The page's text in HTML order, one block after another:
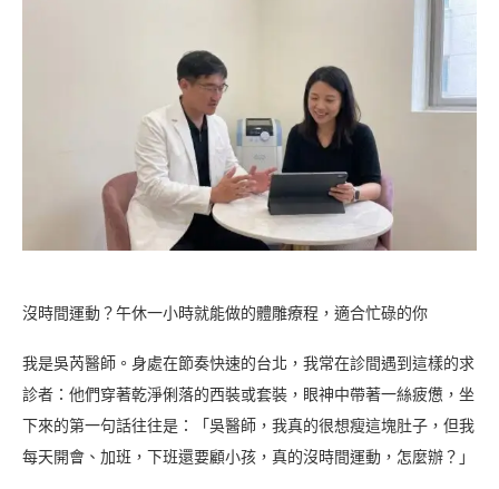
沒時間運動？午休一小時就能做的體雕療程，適合忙碌的你
我是吳芮醫師。身處在節奏快速的台北，我常在診間遇到這樣的求
診者：他們穿著乾淨俐落的西裝或套裝，眼神中帶著一絲疲憊，坐
下來的第一句話往往是：「吳醫師，我真的很想瘦這塊肚子，但我
每天開會、加班，下班還要顧小孩，真的沒時間運動，怎麼辦？」